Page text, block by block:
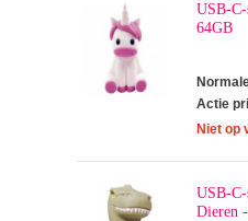
USB-
64GB
Actie
Niet op
USB-
Dieren